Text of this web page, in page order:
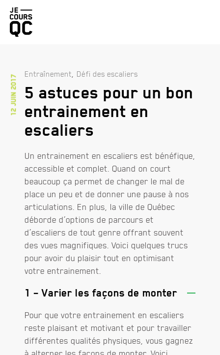
Retourner
à
MARATHON BENEVA DE QUÉBEC PRÉSENTÉ PAR BRUNET
DEMI-MARATHON DE LÉVIS PROMUTUEL ASSURANCE
TRAIL COUREUR DES BOIS DE DUCHESNAY PRÉSENTÉ PAR
DÉFI DES ESCALIERS FIZZ
12 juin 2017
Entraînement Défi des escaliers
5 astuces pour un bon
entrainement en
escaliers
Un entrainement en escaliers est bénéfique,
accessible et complet. Quand on court
beaucoup ça permet de changer le mal de
place un peu et de donner une pause à nos
articulations. En plus, la ville de Québec
déborde d’options de parcours et
d’escaliers de tout genre offrant souvent
des vues magnifiques. Voici quelques trucs
pour avoir du plaisir tout en optimisant
votre entrainement.
1 – Varier les façons de monter
Pour que votre entrainement en escaliers
reste plaisant et motivant et pour travailler
différentes qualités physiques, vous gagnez